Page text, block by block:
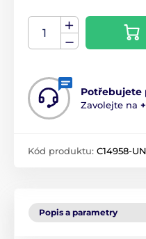
Potřebujete
Zavolejte na
Kód produktu: C14958-
Popis a parametry